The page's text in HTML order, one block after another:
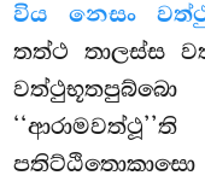
විය නෙසං වත්ථු
තත්ථ තාලස්ස
වත්ථුභූතපුබ්බො